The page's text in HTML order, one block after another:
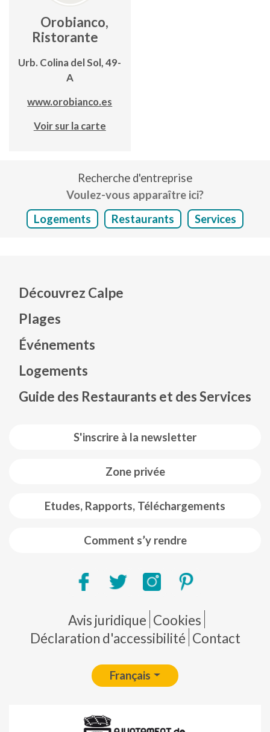
Orobianco,
Ristorante
Urb. Colina del Sol, 49-
A
www.orobianco.es
Voir sur la carte
Recherche d'entreprise
Voulez-vous apparaître ici?
Logements
Restaurants Services
S'inscrire à la newsletter
Zone privée
Etudes, Rapports, Téléchargements
Comment s’y rendre
Découvrez Calpe
Plages
Événements
Logements
Guide des Restaurants et des Services
Pie de página
Avis juridique Cookies
Déclaration d'accessibilité Contact
Français